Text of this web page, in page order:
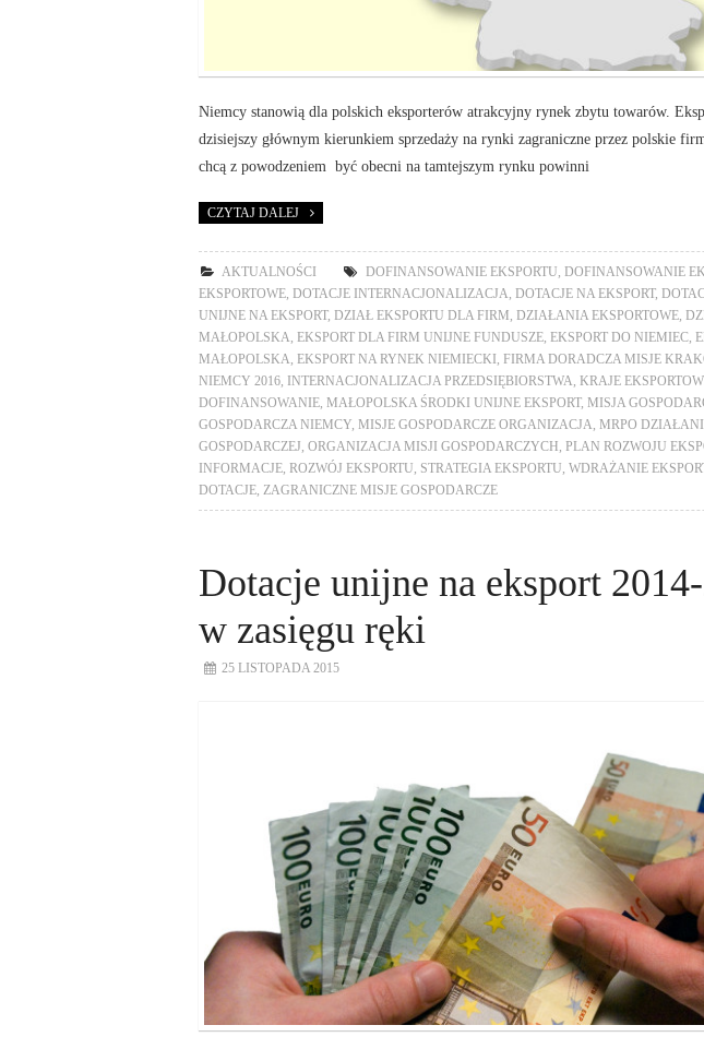
Niemcy stanowią dla polskich eksporterów atrakcyjny rynek zbytu towarów.
dzisiejszy głównym kierunkiem sprzedaży na rynki zagraniczne przez polskie
chcą z powodzeniem być obecni na tamtejszym rynku powinni
CZYTAJ DALEJ
AKTUALNOŚCI DOFINANSOWANIE EKSPORTU DOFINANSOWANIE
EKSPORTOWE DOTACJE INTERNACJONALIZACJA DOTACJE NA EKSPORT,
UNIJNE NA EKSPORT, DZIAŁ EKSPORTU DLA FIRM DZIAŁANIA EKSPORTOWE
MAŁOPOLSKA EKSPORT DLA FIRM UNIJNE FUNDUSZE EKSPORT DO NIEMIEC
MAŁOPOLSKA EKSPORT NA RYNEK NIEMIECKI FIRMA DORADCZA MISJE
NIEMCY 2016
INTERNACJONALIZACJA PRZEDSIĘBIORSTWA KRAJE
DOFINANSOWANIE MAŁOPOLSKA ŚRODKI UNIJNE EKSPORT, MISJA
GOSPODARCZA NIEMCY MISJE GOSPODARCZE ORGANIZACJA MRPO
GOSPODARCZEJ ORGANIZACJA MISJI GOSPODARCZYCH PLAN ROZWOJU
INFORMACJE ROZWÓJ EKSPORTU STRATEGIA EKSPORTU WDRAŻANIE
DOTACJE ZAGRANICZNE MISJE GOSPODARCZE
Dotacje unijne na eksport
w zasięgu ręki
25 LISTOPADA 2015